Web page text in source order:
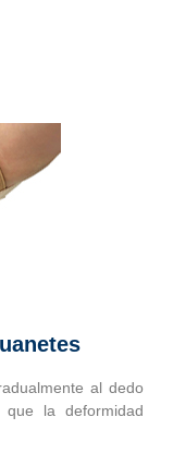
al dedo
la deformidad